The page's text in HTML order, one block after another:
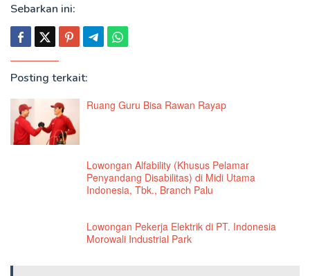
Sebarkan ini:
Posting terkait:
Ruang Guru Bisa Rawan Rayap
Lowongan Alfability (Khusus Pelamar
Penyandang Disabilitas) di Midi Utama
Indonesia, Tbk., Branch Palu
Lowongan Pekerja Elektrik di PT. Indonesia
Morowali Industrial Park